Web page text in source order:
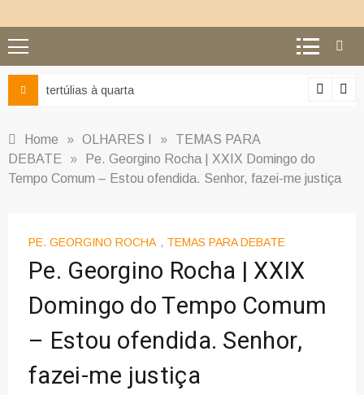
Ciência e religião: como superar o equívoco do conflito
Home » OLHARES I »
TEMAS PARA
DEBATE
»
Pe. Georgino Rocha | XXIX Domingo do
Tempo Comum – Estou ofendida. Senhor, fazei-me justiça
PE. GEORGINO ROCHA , TEMAS PARA DEBATE
Pe. Georgino Rocha | XXIX
Domingo do Tempo Comum
– Estou ofendida. Senhor,
fazei-me justiça